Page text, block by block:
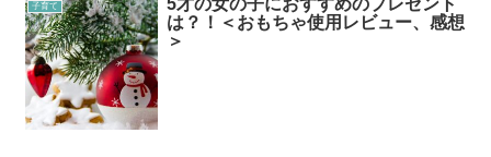
子育て
5才の女の子におすすめのプレゼント
は？！＜おもちゃ使用レビュー、感想
＞